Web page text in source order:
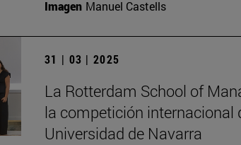
Imagen Manuel Castells
31 | 03 | 2025
La Rotterdam School of
la competición internacional
Universidad de Navarra